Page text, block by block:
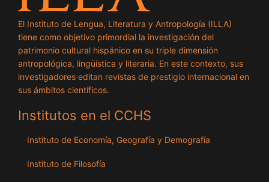
El Instituto de Lengua, Literatura y Antropología (ILLA)
tiene como objetivo primordial la investigación del
patrimonio cultural hispánico en su triple dimensión
antropológica, lingüística y literaria. En este contexto, sus
investigadores editan revistas de prestigio internacional en
sus ámbitos científicos.
Institutos en el CCHS
Instituto de Economía, Geografía y Demografía
Instituto de Filosofía